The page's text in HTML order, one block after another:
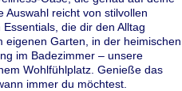
Auswahl reicht von stilvollen
die dir den Alltag
Garten, in der heimischen
im Badezimmer – unsere
Wohlfühlplatz. Genieße das
immer du möchtest.